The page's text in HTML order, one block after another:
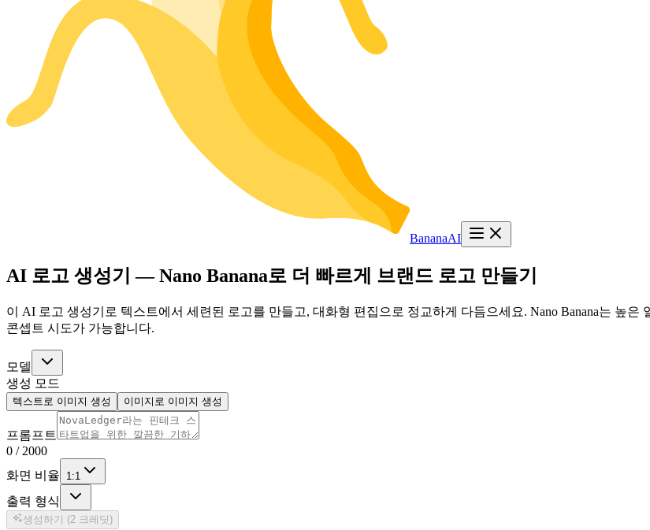
BananaAI
AI 로고 생성기 — Nano Banana로 더 빠르게 브랜드 로고 만들기
이 AI 로고 생성기로 텍스트에서 세련된 로고를 만들고, 대화형 편집으로 정교하게 다듬으세요. Nano Banana는 높
콘셉트 시도가 가능합니다.
모델
생성 모드
텍스트로 이미지 생성 이미지로 이미지 생성
프롬프트
0 / 2000
화면 비율
1:1
출력 형식
생성하기 (2 크레딧)